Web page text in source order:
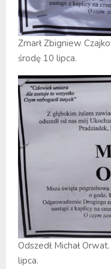
Zmarł Zbigniew
środę 10 lipca.
Odszedł Michał
lipca.